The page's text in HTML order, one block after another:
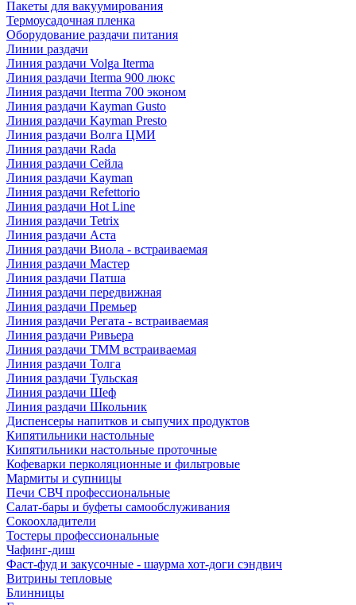
Пакеты для вакуумирования
Термоусадочная пленка
Оборудование раздачи питания
Линии раздачи
Линия раздачи Volga Iterma
Линия раздачи Iterma 900 люкс
Линия раздачи Iterma 700 эконом
Линия раздачи Kayman Gusto
Линия раздачи Kayman Presto
Линия раздачи Волга ЦМИ
Линия раздачи Rada
Линия раздачи Сейла
Линия раздачи Kayman
Линия раздачи Refettorio
Линия раздачи Hot Line
Линия раздачи Tetrix
Линия раздачи Аста
Линия раздачи Виола - встраиваемая
Линия раздачи Мастер
Линия раздачи Патша
Линия раздачи передвижная
Линия раздачи Премьер
Линия раздачи Регата - встраиваемая
Линия раздачи Ривьера
Линия раздачи ТММ встраиваемая
Линия раздачи Толга
Линия раздачи Тульская
Линия раздачи Шеф
Линия раздачи Школьник
Диспенсеры напитков и сыпучих продуктов
Кипятильники настольные
Кипятильники настольные проточные
Кофеварки перколяционные и фильтровые
Мармиты и супницы
Печи СВЧ профессиональные
Салат-бары и буфеты самообслуживания
Сокоохладители
Тостеры профессиональные
Чафинг-диш
Фаст-фуд и закусочные - шаурма хот-доги сэндвич
Витрины тепловые
Блинницы